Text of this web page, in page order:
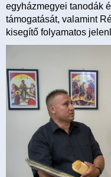
egyházmegyei tanodák
támogatását, valamint
kisegítő folyamatos